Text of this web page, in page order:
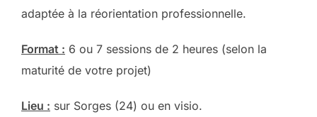
adaptée à la réorientation professionnelle.
Format : 6 ou 7 sessions de 2 heures (selon la
maturité de votre projet)
Lieu : sur Sorges (24) ou en visio.